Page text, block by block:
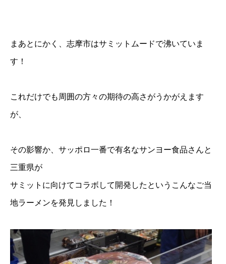
まあとにかく、志摩市はサミットムードで沸いていま
す！
これだけでも周囲の方々の期待の高さがうかがえます
が、
その影響か、サッポロ一番で有名なサンヨー食品さんと
三重県が
サミットに向けてコラボして開発したというこんなご当
地ラーメンを発見しました！